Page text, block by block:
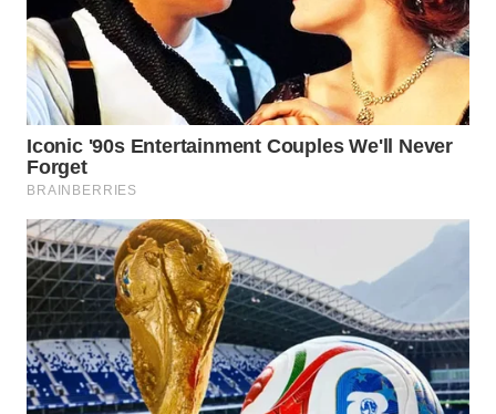
WN
INDRAMAYU
WN
KUNINGAN
MAJALENGKA
WN
SUBANG
WN
SUKABUMI